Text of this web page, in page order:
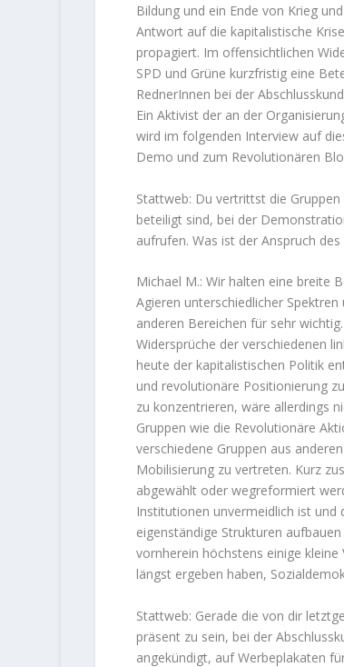
Bildung und ein Ende von Krieg
Antwort auf die kapitalistische
propagiert. Im offensichtlichen
SPD und Grüne kurzfristig eine
RednerInnen bei der
Ein Aktivist der an der
wird im folgenden Interview auf
Demo und zum Revolutionären
Stattweb: Du vertrittst die
beteiligt sind, bei der
aufrufen. Was ist der Anspruch
Michael M.: Wir halten eine breite
Agieren unterschiedlicher
anderen Bereichen für sehr
Widersprüche der verschiedenen
heute der kapitalistischen Politik
und revolutionäre Positionierung
zu konzentrieren, wäre allerdings
Gruppen wie die Revolutionäre
verschiedene Gruppen aus
Mobilisierung zu vertreten. Kurz
abgewählt oder wegreformiert
Institutionen unvermeidlich ist
eigenständige Strukturen
vornherein höchstens einige
längst ergeben haben,
Stattweb: Gerade die von dir
präsent zu sein, bei der
angekündigt, auf Werbeplakaten